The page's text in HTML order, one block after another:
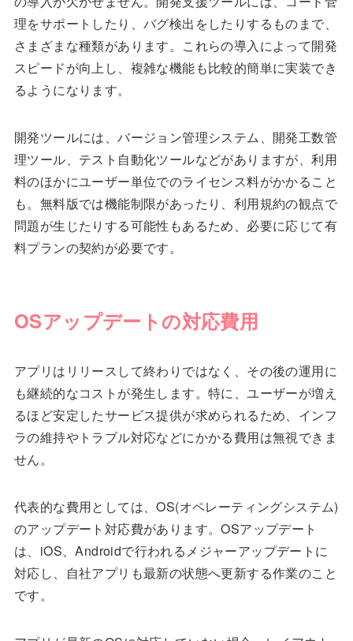
理をサポートしたり、バグ検出をしたりするものまで、
さまざまな種類があります。これらの導入によって開発
スピードが向上し、複雑な機能も比較的簡単に実装でき
るようになります。
開発ツールには、バージョン管理システム、開発工数管
理ツール、テスト自動化ツールなどがありますが、利用
料のほかにユーザー単位でのライセンス料がかかること
も。無料版では機能制限があったり、利用規約の観点で
問題が生じたりする可能性もあるため、必要に応じて有
料プランの契約が必要です。
OSアップデートの対応費用
アプリはリリースして終わりではなく、その後の運用に
も継続的なコストが発生します。特に、ユーザーが増え
るほど安定したサービス提供が求められるため、インフ
ラの維持やトラブル対応などにかかる費用は無視できま
せん。
代表的な費用としては、OS(オペレーティングシステム)
のアップデート対応費があります。OSアップデート
は、iOS、Androidで行われるメジャーアップデートに
対応し、自社アプリも最新の状態へ更新する作業のこと
です。